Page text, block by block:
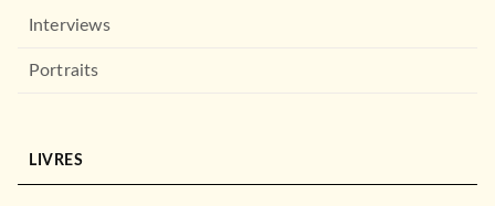
ITO
Interviews
Portraits
LIVRES